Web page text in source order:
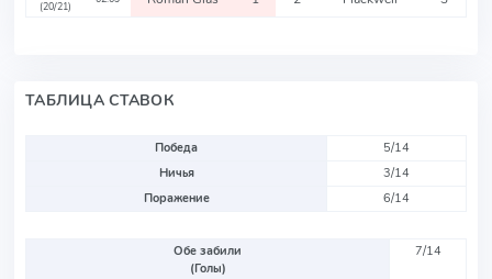
(20/21)
ТАБЛИЦА СТАВОК
Победа
5/14
Ничья
3/14
Поражение
6/14
Обе забили
(Голы)
7/14